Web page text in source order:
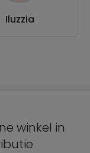
Iluzzia
winkel in